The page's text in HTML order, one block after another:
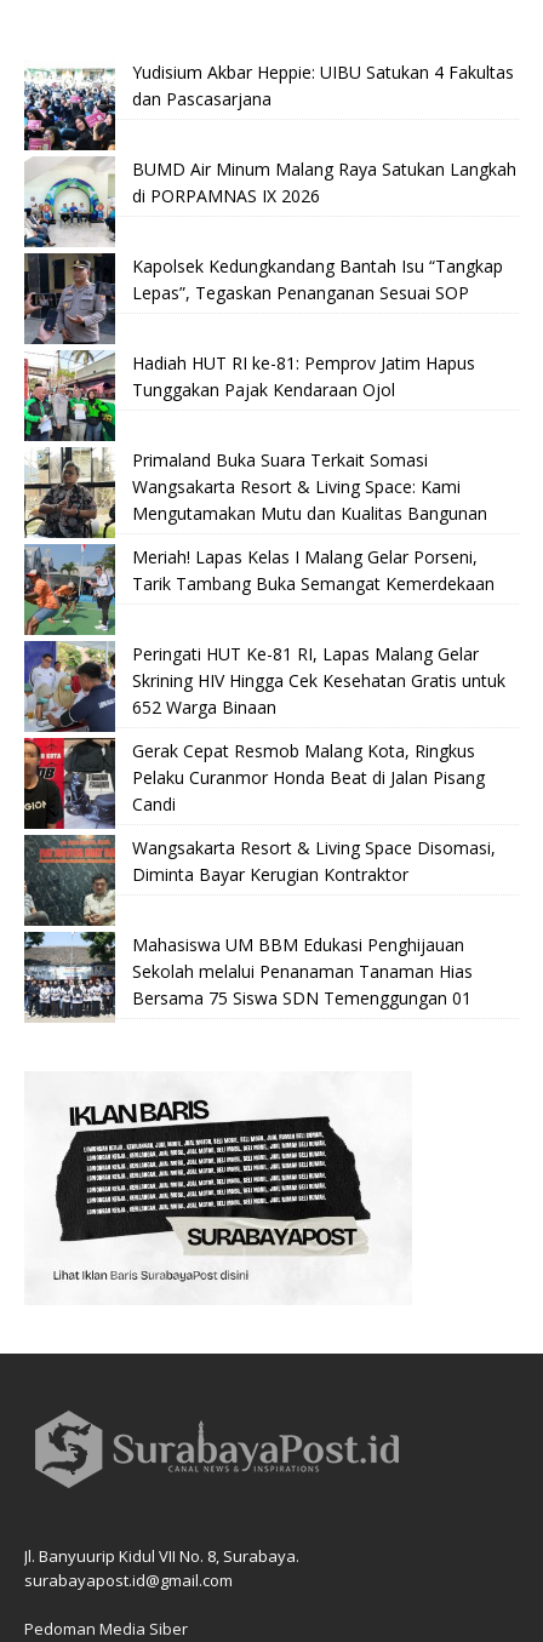
Yudisium Akbar Heppie: UIBU Satukan 4 Fakultas
dan Pascasarjana
BUMD Air Minum Malang Raya Satukan Langkah
di PORPAMNAS IX 2026
Kapolsek Kedungkandang Bantah Isu “Tangkap
Lepas”, Tegaskan Penanganan Sesuai SOP
Hadiah HUT RI ke-81: Pemprov Jatim Hapus
Tunggakan Pajak Kendaraan Ojol
Primaland Buka Suara Terkait Somasi
Wangsakarta Resort & Living Space: Kami
Mengutamakan Mutu dan Kualitas Bangunan
Meriah! Lapas Kelas I Malang Gelar Porseni,
Tarik Tambang Buka Semangat Kemerdekaan
Peringati HUT Ke-81 RI, Lapas Malang Gelar
Skrining HIV Hingga Cek Kesehatan Gratis untuk
652 Warga Binaan
Gerak Cepat Resmob Malang Kota, Ringkus
Pelaku Curanmor Honda Beat di Jalan Pisang
Candi
Wangsakarta Resort & Living Space Disomasi,
Diminta Bayar Kerugian Kontraktor
Mahasiswa UM BBM Edukasi Penghijauan
Sekolah melalui Penanaman Tanaman Hias
Bersama 75 Siswa SDN Temenggungan 01
Jl. Banyuurip Kidul VII No. 8, Surabaya.
surabayapost.id@gmail.com
Pedoman Media Siber